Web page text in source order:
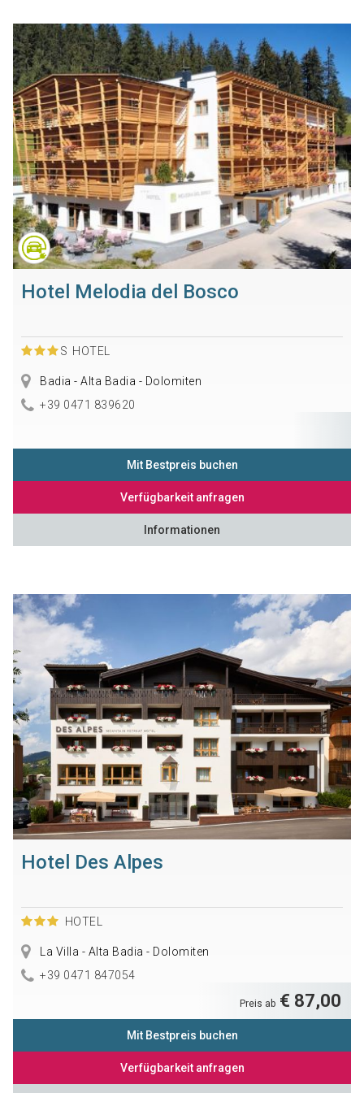
Hotel Melodia del Bosco
S HOTEL
Badia - Alta Badia - Dolomiten
+39 0471 839620
Mit Bestpreis buchen
Verfügbarkeit anfragen
Informationen
Hotel Des Alpes
HOTEL
La Villa - Alta Badia - Dolomiten
+39 0471 847054
Preis ab € 87,00
Mit Bestpreis buchen
Verfügbarkeit anfragen